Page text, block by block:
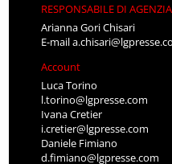
RESPONSABILE DI AGENZIA
Arianna Gori Chisari
E-mail
Account
Luca Torino
l.torino@lgpresse.com
Ivana Cretier
i.cretier@lgpresse.com
Daniele Fimiano
d.fimiano@lgpresse.com